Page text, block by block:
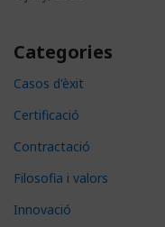
Categories
Casos d'èxit
Certificació
Contractació
Filosofia i valors
Innovació